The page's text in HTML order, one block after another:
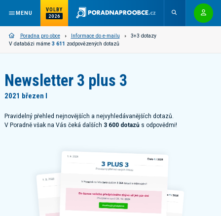
MENU
VOLBY
2026
Poradna pro obce Informace do e-mailu
3+3 dotazy
V databázi máme 3 611 zodpovězených dotazů
Newsletter 3 plus 3
2021 březen I
Pravidelný přehled nejnovějších a nejvyhledávanějších dotazů.
V Poradně však na Vás čeká dalších 3 600 dotazů s odpovědmi!